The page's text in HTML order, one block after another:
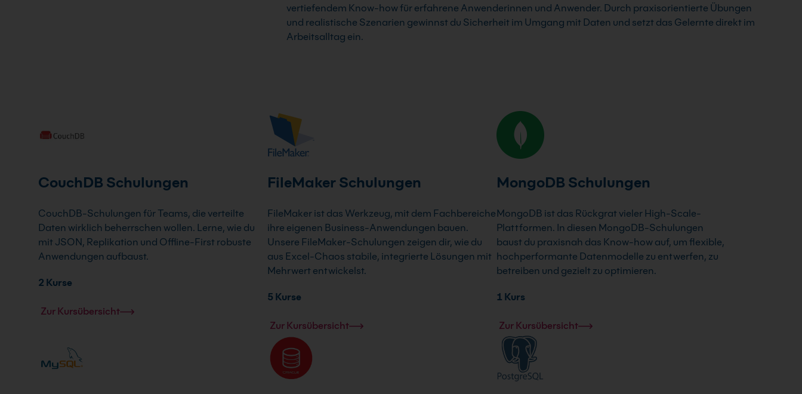
vertiefendem Know-how für erfahrene Anwenderinnen und Anwender. Durch praxisorientierte Übungen
und realistische Szenarien gewinnst du Sicherheit im Umgang mit Daten und setzt das Gelernte direkt im
Arbeitsalltag ein.
CouchDB Schulungen
CouchDB-Schulungen für Teams, die verteilte
Daten wirklich beherrschen wollen. Lerne, wie du
mit JSON, Replikation und Offline-First robuste
Anwendungen aufbaust.
2 Kurse
Zur Kursübersicht
FileMaker Schulungen
FileMaker ist das Werkzeug, mit dem Fachbereiche
ihre eigenen Business-Anwendungen bauen.
Unsere FileMaker-Schulungen zeigen dir, wie du
aus Excel-Chaos stabile, integrierte Lösungen mit
Mehrwert entwickelst.
5 Kurse
Zur Kursübersicht
MongoDB Schulungen
MongoDB ist das Rückgrat vieler High-Scale-
Plattformen. In diesen MongoDB-Schulungen
baust du praxisnah das Know-how auf, um flexible,
hochperformante Datenmodelle zu entwerfen, zu
betreiben und gezielt zu optimieren.
1 Kurs
Zur Kursübersicht